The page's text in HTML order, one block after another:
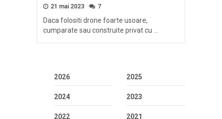
21 mai 2023 7
Daca folositi drone foarte usoare,
cumparate sau construite privat cu …
2026 2025
2024 2023
2022 2021